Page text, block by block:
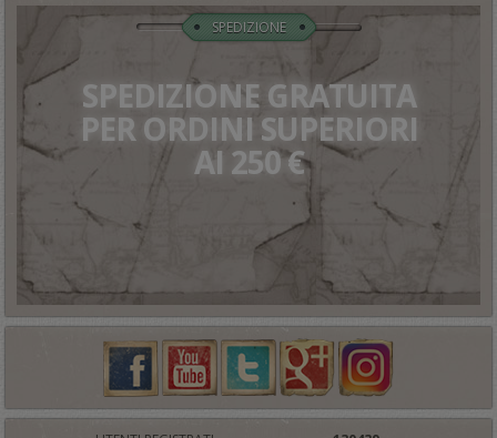
SPEDIZIONE
SPEDIZIONE GRATUITA
PER ORDINI SUPERIORI
AI 250 €